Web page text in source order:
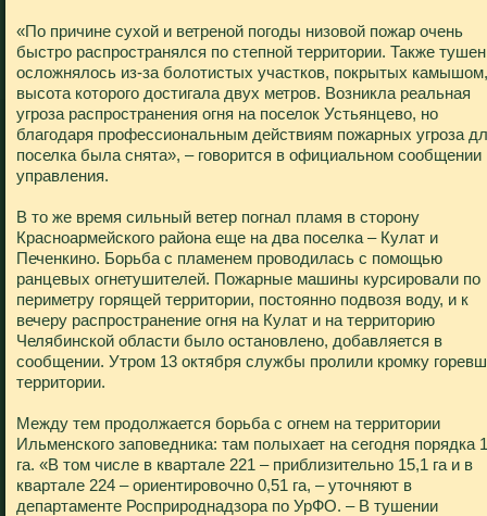
«По причине сухой и ветреной погоды низовой пожар очень
быстро распространялся по степной территории. Также
осложнялось из-за болотистых участков, покрытых камышом,
высота которого достигала двух метров. Возникла реальная
угроза распространения огня на поселок Устьянцево, но
благодаря профессиональным действиям пожарных угроза
поселка была снята», – говорится в официальном сообщении
управления.
В то же время сильный ветер погнал пламя в сторону
Красноармейского района еще на два поселка – Кулат и
Печенкино. Борьба с пламенем проводилась с помощью
ранцевых огнетушителей. Пожарные машины курсировали по
периметру горящей территории, постоянно подвозя воду, и к
вечеру распространение огня на Кулат и на территорию
Челябинской области было остановлено, добавляется в
сообщении. Утром 13 октября службы пролили кромку
территории.
Между тем продолжается борьба с огнем на территории
Ильменского заповедника: там полыхает на сегодня порядка
га. «В том числе в квартале 221 – приблизительно 15,1 га и в
квартале 224 – ориентировочно 0,51 га, – уточняют в
департаменте Росприроднадзора по УрФО. – В тушении